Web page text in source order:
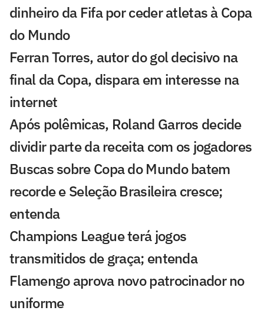
dinheiro da Fifa por ceder atletas à Copa
do Mundo
Ferran Torres, autor do gol decisivo na
final da Copa, dispara em interesse na
internet
Após polêmicas, Roland Garros decide
dividir parte da receita com os jogadores
Buscas sobre Copa do Mundo batem
recorde e Seleção Brasileira cresce;
entenda
Champions League terá jogos
transmitidos de graça; entenda
Flamengo aprova novo patrocinador no
uniforme